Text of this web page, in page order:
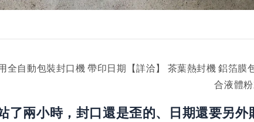
全自動包裝封口機 帶印日期【詳洽】 茶葉熱封機 鋁箔
合液體粉
了兩小時，封口還是歪的、日期還要另外